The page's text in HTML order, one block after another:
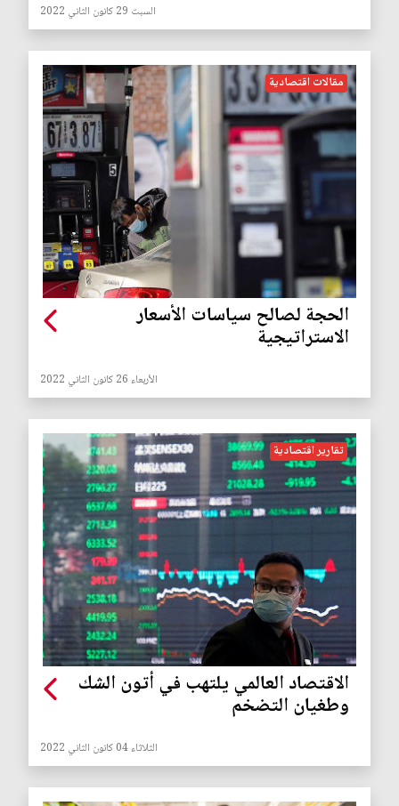
السبت 29 كانون الثاني 2022
مقالات اقتصادية
الحجة لصالح سياسات الأسعار
الاستراتيجية
الأربعاء 26 كانون الثاني 2022
تقارير اقتصادية
الاقتصاد العالمي يلتهب في أتون الشك
وطغيان التضخم
الثلاثاء 04 كانون الثاني 2022